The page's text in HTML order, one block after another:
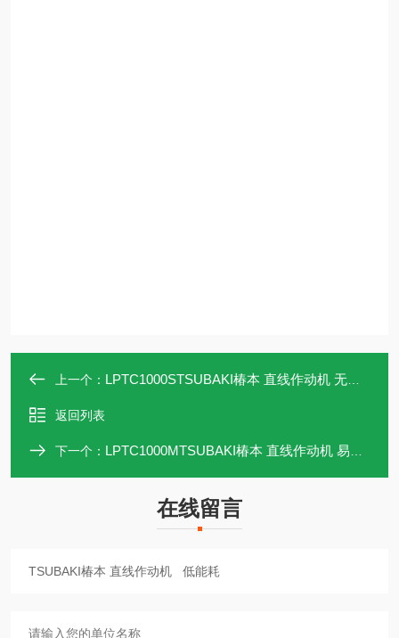
上一个： LPTC1000STSUBAKI椿本 直线作动机 无泄漏
返回列表
下一个： LPTC1000MTSUBAKI椿本 直线作动机 易维护
在线留言